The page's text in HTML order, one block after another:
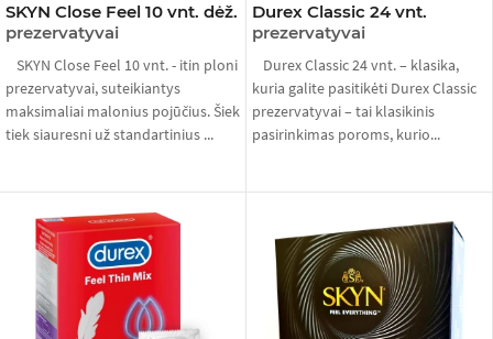
SKYN Close Feel 10 vnt. dėž.
prezervatyvai
SKYN Close Feel 10 vnt. - itin ploni
prezervatyvai, suteikiantys
maksimaliai malonius pojūčius. Šiek
tiek siauresni už standartinius ...
Durex Classic 24 vnt.
prezervatyvai
Durex Classic 24 vnt. – klasika,
kuria galite pasitikėti Durex Classic
prezervatyvai – tai klasikinis
pasirinkimas poroms, kurio...